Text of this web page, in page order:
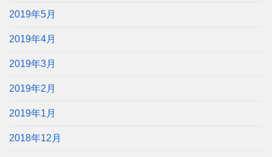
2019年5月
2019年4月
2019年3月
2019年2月
2019年1月
2018年12月